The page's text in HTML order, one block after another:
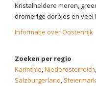
Kristalheldere meren,
dromerige dorpjes en veel
Informatie over Oostenrijk
Zoeken per regio
Karinthie,Niederosterreich,
Salzburgerland, Steiermark